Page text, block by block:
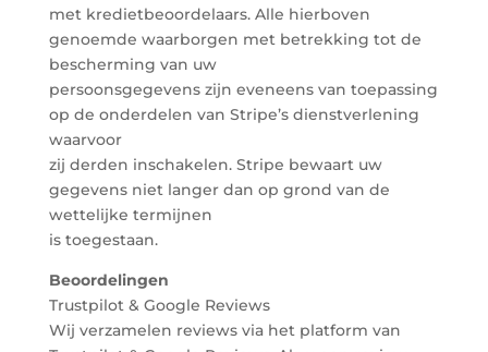
met kredietbeoordelaars. Alle hierboven
genoemde waarborgen met betrekking tot de
bescherming van uw
persoonsgegevens zijn eveneens van toepassing
op de onderdelen van Stripe’s dienstverlening
waarvoor
zij derden inschakelen. Stripe bewaart uw
gegevens niet langer dan op grond van de
wettelijke termijnen
is toegestaan.
Beoordelingen
Trustpilot & Google Reviews
Wij verzamelen reviews via het platform van